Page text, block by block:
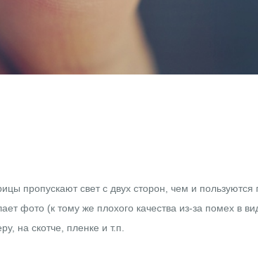
пропускают свет с двух сторон, чем и
фото (к тому же плохого качества из-за помех в
на скотче, пленке и т.п.